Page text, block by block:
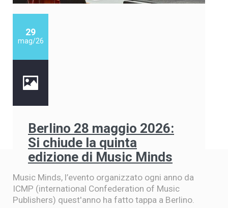
29
mag/26
Berlino 28 maggio 2026:
Si chiude la quinta
edizione di Music Minds
Music Minds, l’evento organizzato ogni anno da
ICMP (international Confederation of Music
Publishers) quest'anno ha fatto tappa a Berlino.